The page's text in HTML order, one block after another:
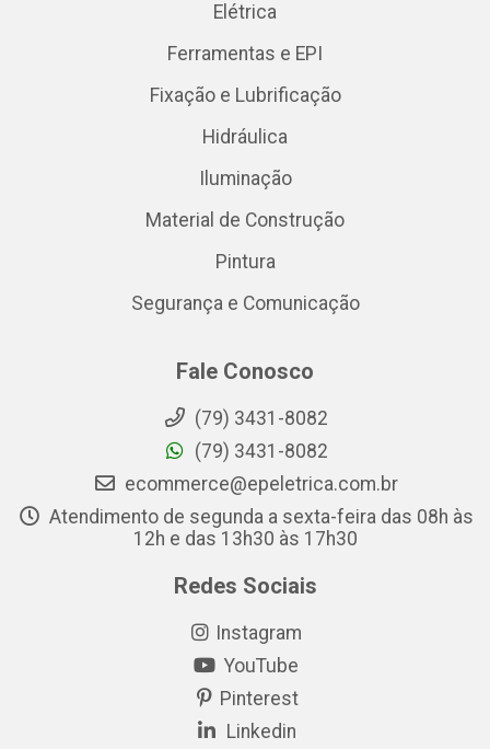
Elétrica
Ferramentas e EPI
Fixação e Lubrificação
Hidráulica
Iluminação
Material de Construção
Pintura
Segurança e Comunicação
Fale Conosco
(79) 3431-8082
(79) 3431-8082
ecommerce@epeletrica.com.br
Atendimento de segunda a sexta-feira das 08h às
12h e das 13h30 às 17h30
Redes Sociais
Instagram
YouTube
Pinterest
Linkedin